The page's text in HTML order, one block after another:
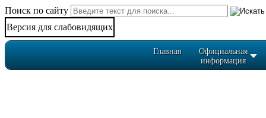
Поиск по сайту
Версия для слабовидящих
Главная
Официальная
информация